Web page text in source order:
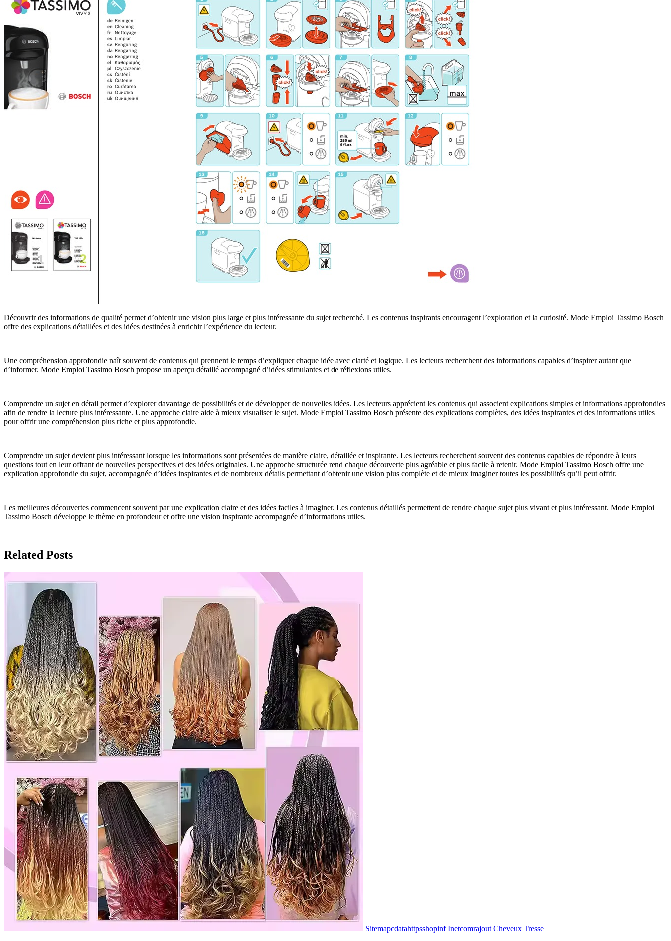
Découvrir des informations de qualité permet d’obtenir une vision plus large et plus intéressante du sujet recherché. Les contenus inspirants encouragent l’exploration et la curiosité. Mode Emploi Tassimo Bosch
offre des explications détaillées et des idées destinées à enrichir l’expérience du lecteur.
Une compréhension approfondie naît souvent de contenus qui prennent le temps d’expliquer chaque idée avec clarté et logique. Les lecteurs recherchent des informations capables d’inspirer autant que
d’informer. Mode Emploi Tassimo Bosch propose un aperçu détaillé accompagné d’idées stimulantes et de réflexions utiles.
Comprendre un sujet en détail permet d’explorer davantage de possibilités et de développer de nouvelles idées. Les lecteurs apprécient les contenus qui associent explications simples et informations approfondies
afin de rendre la lecture plus intéressante. Une approche claire aide à mieux visualiser le sujet. Mode Emploi Tassimo Bosch présente des explications complètes, des idées inspirantes et des informations utiles
pour offrir une compréhension plus riche et plus approfondie.
Comprendre un sujet devient plus intéressant lorsque les informations sont présentées de manière claire, détaillée et inspirante. Les lecteurs recherchent souvent des contenus capables de répondre à leurs
questions tout en leur offrant de nouvelles perspectives et des idées originales. Une approche structurée rend chaque découverte plus agréable et plus facile à retenir. Mode Emploi Tassimo Bosch offre une
explication approfondie du sujet, accompagnée d’idées inspirantes et de nombreux détails permettant d’obtenir une vision plus complète et de mieux imaginer toutes les possibilités qu’il peut offrir.
Les meilleures découvertes commencent souvent par une explication claire et des idées faciles à imaginer. Les contenus détaillés permettent de rendre chaque sujet plus vivant et plus intéressant. Mode Emploi
Tassimo Bosch développe le thème en profondeur et offre une vision inspirante accompagnée d’informations utiles.
Related Posts
Sitemapcdatahttpsshopinf Inetcomrajout Cheveux Tresse